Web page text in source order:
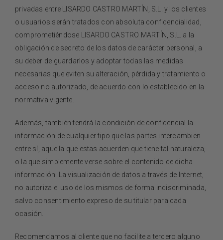
privadas entre LISARDO CASTRO MARTÍN, S.L.y los clientes
o usuarios serán tratados con absoluta confidencialidad,
comprometiéndose LISARDO CASTRO MARTÍN, S.L. a la
obligación de secreto de los datos de carácter personal, a
su deber de guardarlos y adoptar todas las medidas
necesarias que eviten su alteración, pérdida y tratamiento o
acceso no autorizado, de acuerdo con lo establecido en la
normativa vigente.
Además, también tendrá la condición de confidencial la
información de cualquier tipo que las partes intercambien
entre sí, aquella que estas acuerden que tiene tal naturaleza,
o la que simplemente verse sobre el contenido de dicha
información. La visualización de datos a través de Internet,
no autoriza el uso de los mismos de forma indiscriminada,
salvo consentimiento expreso de su titular para cada
ocasión.
Recomendamos al cliente que no facilite a tercero alguno